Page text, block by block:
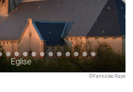
Eglise
©Yannicke Raye